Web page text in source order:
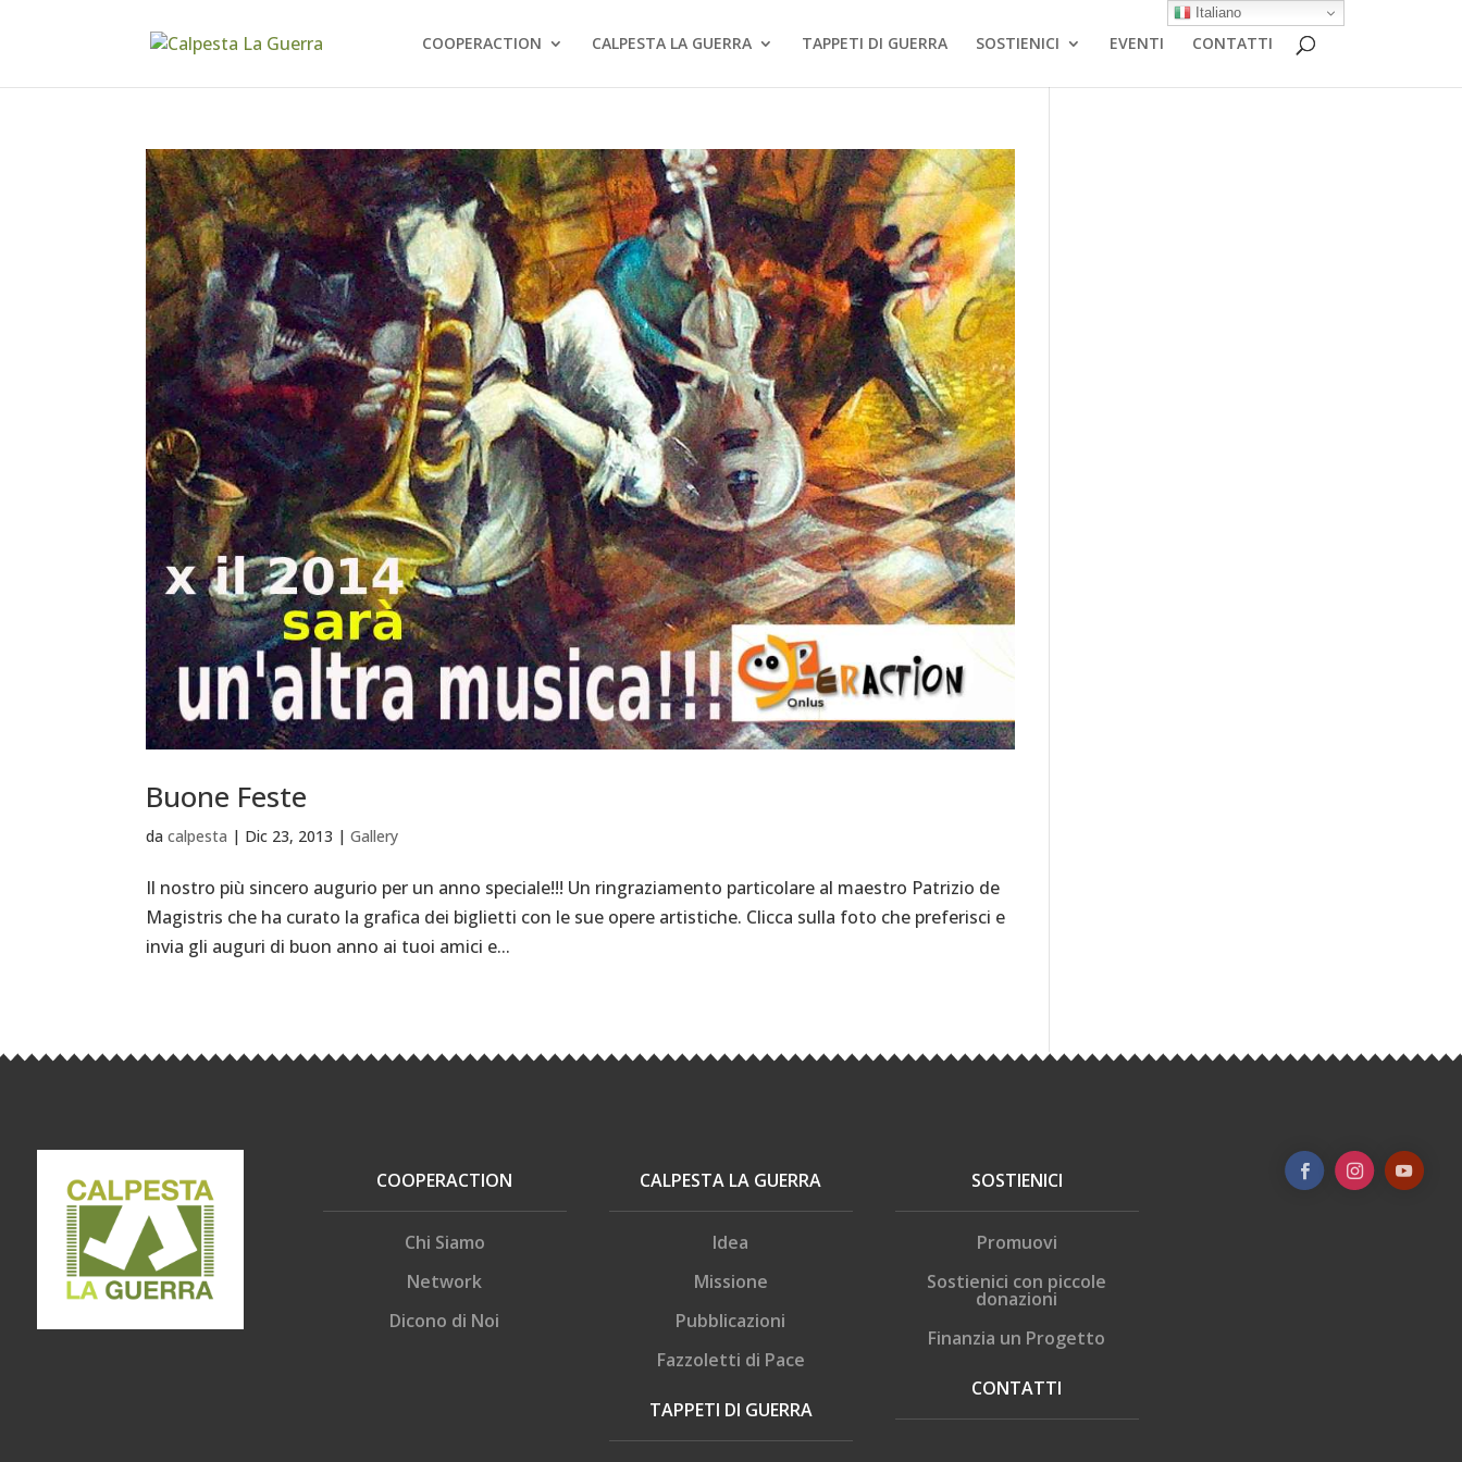
COOPERACTION CALPESTA LA GUERRA TAPPETI DI GUERRA SOSTIENICI EVENTI CONTATTI
Buone Feste
dacalpesta | Dic 23, 2013 |Gallery
Il nostro più sincero augurio per un anno speciale!!! Un ringraziamento particolare al maestro Patrizio de
Magistris che ha curato la grafica dei biglietti con le sue opere artistiche. Clicca sulla foto che preferisci e
invia gli auguri di buon anno ai tuoi amici e...
COOPERACTION
Chi Siamo
Network
Dicono di Noi
CALPESTA LA GUERRA
Idea
Missione
Pubblicazioni
Fazzoletti di Pace
TAPPETI DI GUERRA
SOSTIENICI
Promuovi
Sostienici con piccole
donazioni
Finanzia un Progetto
CONTATTI
Italiano